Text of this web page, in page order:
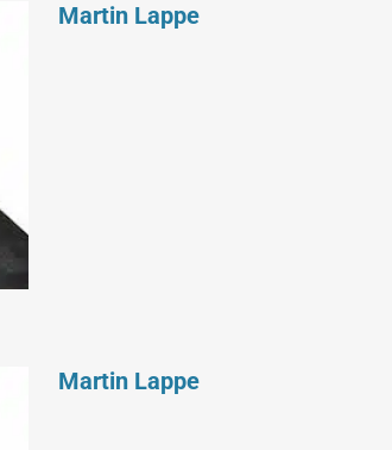
Martin Lappe
Martin Lappe